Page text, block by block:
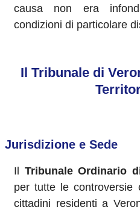
causa non era
condizioni di particolare
Il Tribunale di
Jurisdizione e Sede
Il Tribunale Ordinario
per tutte le controversie
cittadini residenti a